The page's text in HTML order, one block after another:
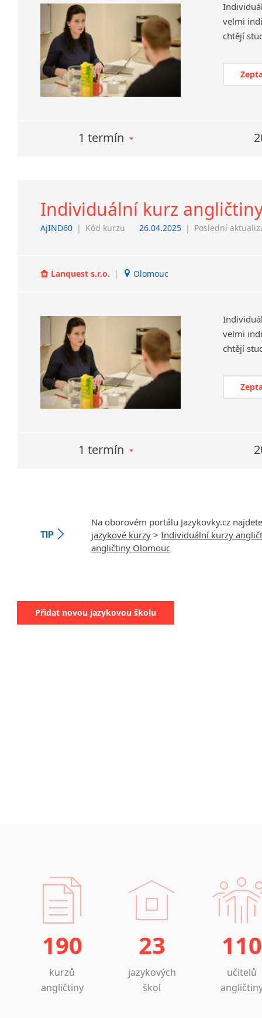
velmi
1 termín
Individuální kurz
AjIND60 | Kód kurzu 26.04.2025 | Poslední
Lanquest s.r.o. | Olomouc
velmi
1 termín
TIP
Na oborovém portálu Jazykovky.cz
jazykové kurzy >Individuální kurzy
angličtiny Olomouc
Přidat novou jazykovou školu
190
kurzů
angličtiny
23
jazykových
škol
110
učitelů